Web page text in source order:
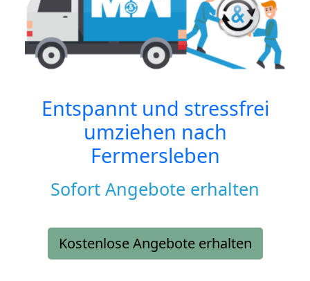
Entspannt und stressfrei
umziehen nach
Fermersleben
Sofort Angebote erhalten
Kostenlose Angebote erhalten